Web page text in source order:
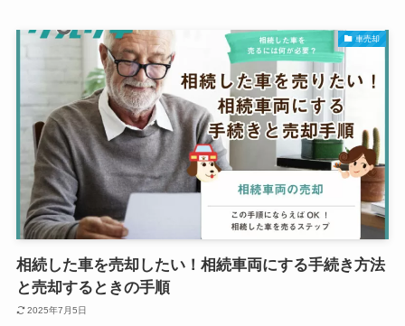
車売却
相続した車を売却したい！相続車両にする手続き方法
と売却するときの手順
2025年7月5日